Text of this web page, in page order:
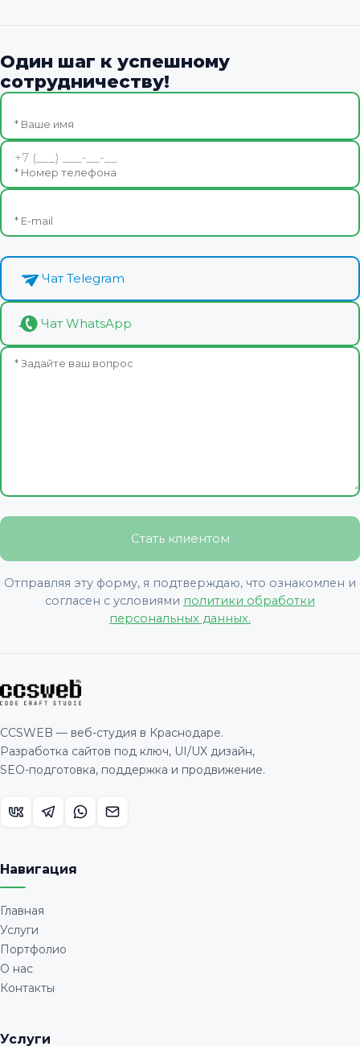
Один шаг к успешному
сотрудничеству!
* Ваше имя
* Номер телефона
* E-mail
Чат Telegram
Чат WhatsApp
* Задайте ваш вопрос
Стать клиентом
Отправляя эту форму, я подтверждаю, что ознакомлен и
согласен с условиями политики обработки
персональных данных.
CCSWEB — веб-студия в Краснодаре.
Разработка сайтов под ключ, UI/UX дизайн,
SEO-подготовка, поддержка и продвижение.
Навигация
Главная
Услуги
Портфолио
О нас
Контакты
Услуги